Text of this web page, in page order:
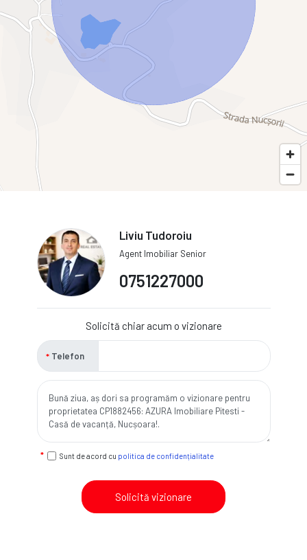
Liviu Tudoroiu
Agent Imobiliar Senior
0751227000
Solicită chiar acum o vizionare
Telefon
Sunt de acord cu politica de confidențialitate
Solicită vizionare